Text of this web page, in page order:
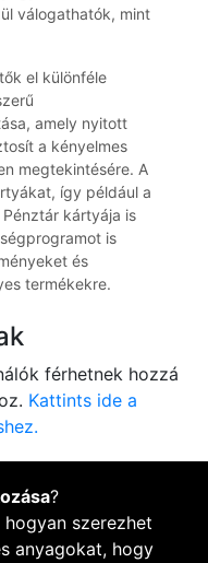
válogathatók, mint
el különféle
amely nyitott
a kényelmes
megtekintésére. A
így például a
kártyája is
is
és
termékekre.
férhetnek hozzá
Kattints ide a
?
hogyan szerezhet
anyagokat, hogy